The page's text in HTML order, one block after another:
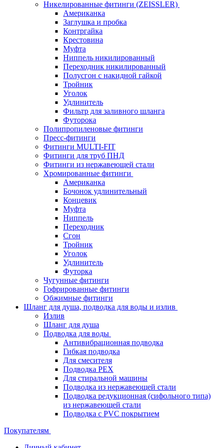
Никелированные фитинги (ZEISSLER)
Американка
Заглушка и пробка
Контргайка
Крестовина
Муфта
Ниппель никилированный
Переходник никилированный
Полусгон с накидной гайкой
Тройник
Уголок
Удлинитель
Фильтр для заливного шланга
Футорока
Полипропиленовые фитинги
Пресс-фитинги
Фитинги MULTI-FIT
Фитинги для труб ПНД
Фитинги из нержавеющей стали
Хромированные фитинги
Американка
Бочонок удлинительный
Концевик
Муфта
Ниппель
Переходник
Сгон
Тройник
Уголок
Удлинитель
Футорка
Чугунные фитинги
Гофрированные фитинги
Обжимные фитинги
Шланг для душа, подводка для воды и излив
Излив
Шланг для душа
Подводка для воды
Антивибрационная подводка
Гибкая подводка
Для смесителя
Подводка PEX
Для стиральной машины
Подводка из нержавеющей стали
Подводка редукционная (сифольного типа)
из нержавеющей стали
Подводка с PVC покрытием
Покупателям